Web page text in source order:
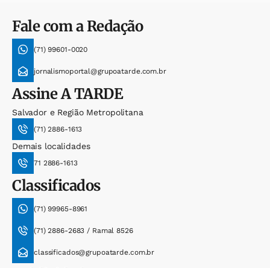
Fale com a Redação
(71) 99601-0020
jornalismoportal@grupoatarde.com.br
AssineA TARDE
Salvador e Região Metropolitana
(71) 2886-1613
Demais localidades
71 2886-1613
Classificados
(71) 99965-8961
(71) 2886-2683 / Ramal 8526
classificados@grupoatarde.com.br